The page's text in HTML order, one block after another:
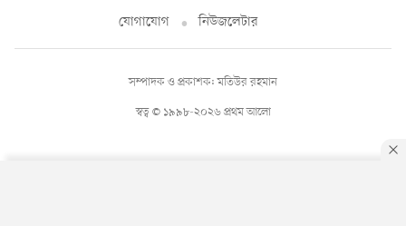
যোগাযোগ
নিউজলেটার
স্বত্ব © ১৯৯৮-২০২৬ প্রথম আলো
সম্পাদক ও প্রকাশক: মতিউর রহমান